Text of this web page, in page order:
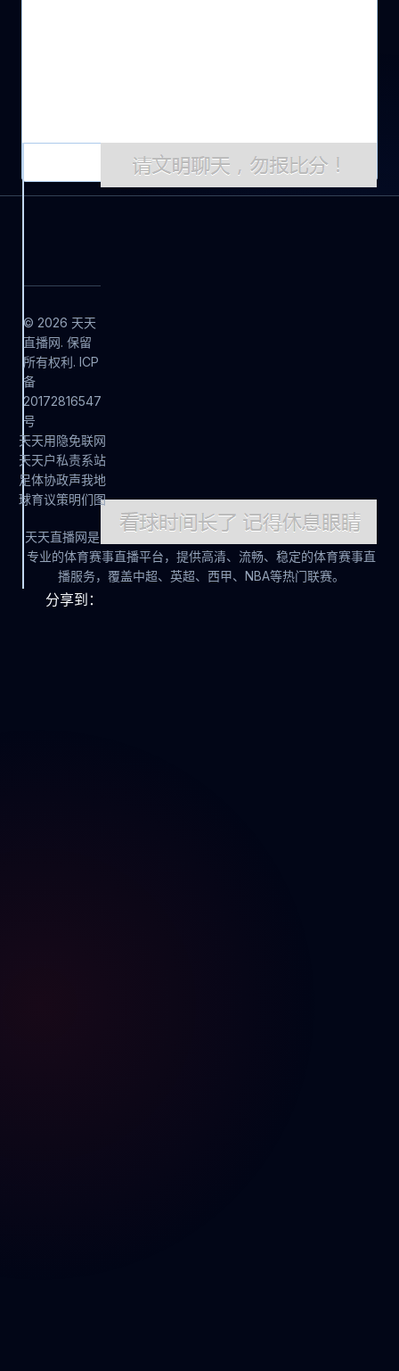
分享到：
© 2026 天天
直播网. 保留
所有权利. ICP
备
20172816547
号
天
天
足
球
天
天
体
育
用
户
协
议
隐
私
政
策
免
责
声
明
联
系
我
们
网
站
地
图
天天直播网是
专业的体育赛事直播平台，提供高清、流畅、稳定的体育赛事直
播服务，覆盖中超、英超、西甲、NBA等热门联赛。